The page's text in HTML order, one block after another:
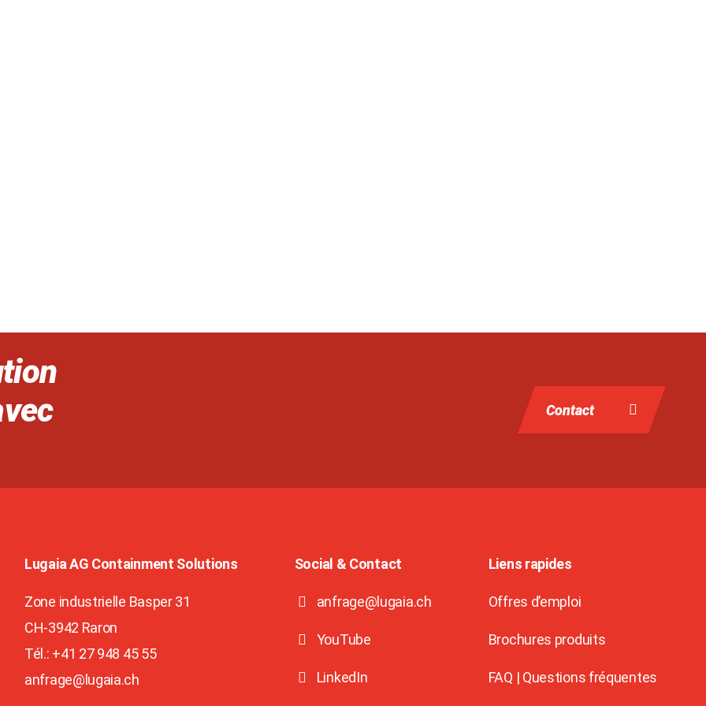
Contact
Lugaia AG Containment Solutions
Zone industrielle Basper 31
CH-3942 Raron
Tél.: +41 27 948 45 55
anfrage@lugaia.ch
Social & Contact
anfrage@lugaia.ch
YouTube
LinkedIn
Liens rapides
Offres d’emploi
Brochures produits
FAQ | Questions fréquentes